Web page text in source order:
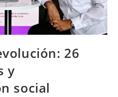
26
y
social